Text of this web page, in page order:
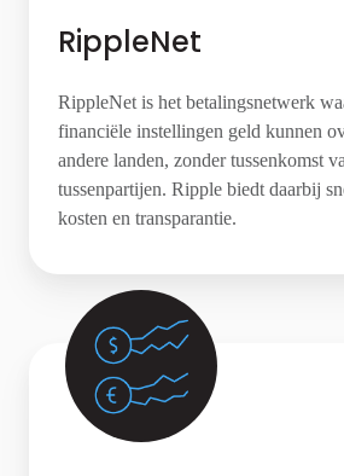
RippleNet
RippleNet is het betalingsnetwerk
financiële instellingen geld kunnen
andere landen, zonder tussenkomst
tussenpartijen. Ripple biedt daarbij
kosten en transparantie.